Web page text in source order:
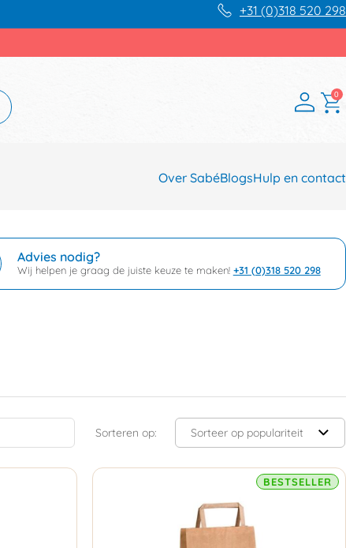
+31 (0)318 520 298
0
Over SabéBlogsHulp en contact
Advies nodig?
Wij helpen je graag de juiste keuze te maken! +31 (0)318 520 298
Sorteren op:
BESTSELLER